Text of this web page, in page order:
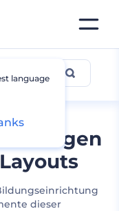
Vorlagen
dieser
language